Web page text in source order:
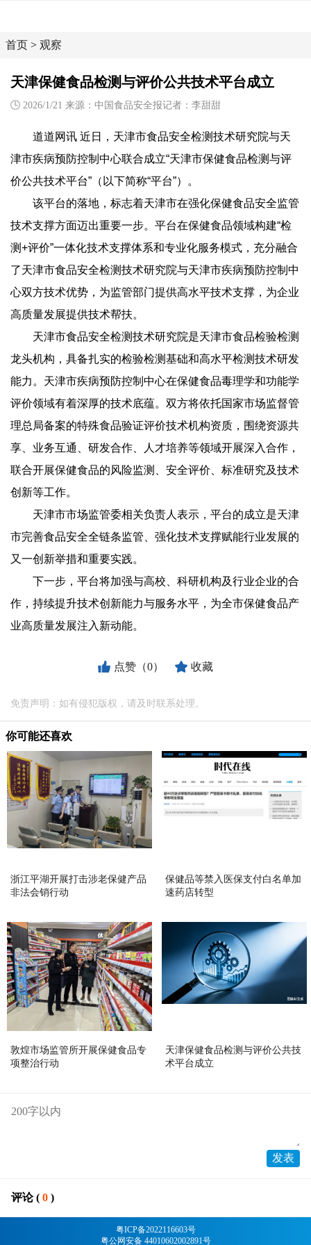
首页 > 观察
天津保健食品检测与评价公共技术平台成立
2026/1/21 来源：中国食品安全报记者：李甜甜
道道网讯 近日，天津市食品安全检测技术研究院与天
津市疾病预防控制中心联合成立“天津市保健食品检测与评
价公共技术平台”（以下简称“平台”）。
该平台的落地，标志着天津市在强化保健食品安全监管
技术支撑方面迈出重要一步。平台在保健食品领域构建“检
测+评价”一体化技术支撑体系和专业化服务模式，充分融合
了天津市食品安全检测技术研究院与天津市疾病预防控制中
心双方技术优势，为监管部门提供高水平技术支撑，为企业
高质量发展提供技术帮扶。
天津市食品安全检测技术研究院是天津市食品检验检测
龙头机构，具备扎实的检验检测基础和高水平检测技术研发
能力。天津市疾病预防控制中心在保健食品毒理学和功能学
评价领域有着深厚的技术底蕴。双方将依托国家市场监督管
理总局备案的特殊食品验证评价技术机构资质，围绕资源共
享、业务互通、研发合作、人才培养等领域开展深入合作，
联合开展保健食品的风险监测、安全评价、标准研究及技术
创新等工作。
天津市市场监管委相关负责人表示，平台的成立是天津
市完善食品安全全链条监管、强化技术支撑赋能行业发展的
又一创新举措和重要实践。
下一步，平台将加强与高校、科研机构及行业企业的合
作，持续提升技术创新能力与服务水平，为全市保健食品产
业高质量发展注入新动能。
点赞（0） 收藏
免责声明：如有侵犯版权，请及时联系处理。
你可能还喜欢
浙江平湖开展打击涉老保健产品
非法会销行动
保健品等禁入医保支付白名单加
速药店转型
敦煌市场监管所开展保健食品专
项整治行动
天津保健食品检测与评价公共技
术平台成立
评论 ( 0 )
粤ICP备2022116603号
粤公网安备 44010602002891号